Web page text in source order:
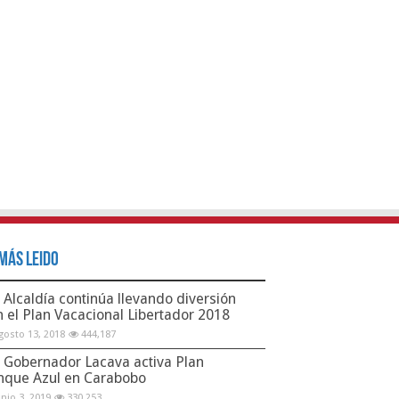
Leido
Alcaldía continúa llevando diversión
el Plan Vacacional Libertador 2018
13, 2018 444,187
Gobernador Lacava activa Plan
Azul en Carabobo